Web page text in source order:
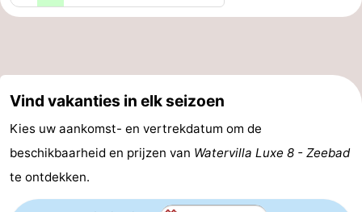
Blankenberge
-
Contact
Vind vakanties in elk seizoen
Kies uw aankomst- en vertrekdatum om de
beschikbaarheid en prijzen van Watervilla Luxe 8 - Zeebad
te ontdekken.